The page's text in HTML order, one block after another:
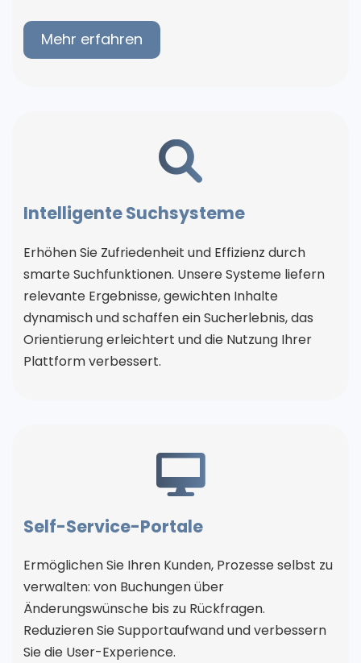
Mehr erfahren
Intelligente Suchsysteme
Erhöhen Sie Zufriedenheit und Effizienz durch
smarte Suchfunktionen. Unsere Systeme liefern
relevante Ergebnisse, gewichten Inhalte
dynamisch und schaffen ein Sucherlebnis, das
Orientierung erleichtert und die Nutzung Ihrer
Plattform verbessert.
Self-Service-Portale
Ermöglichen Sie Ihren Kunden, Prozesse selbst zu
verwalten: von Buchungen über
Änderungswünsche bis zu Rückfragen.
Reduzieren Sie Supportaufwand und verbessern
Sie die User-Experience.